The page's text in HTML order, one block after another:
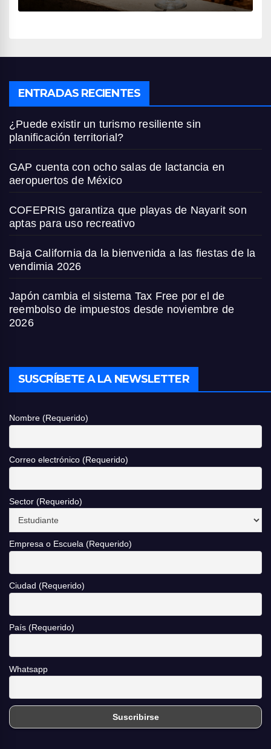
ENTRADAS RECIENTES
¿Puede existir un turismo resiliente sin
planificación territorial?
GAP cuenta con ocho salas de lactancia en
aeropuertos de México
COFEPRIS garantiza que playas de Nayarit son
aptas para uso recreativo
Baja California da la bienvenida a las fiestas de la
vendimia 2026
Japón cambia el sistema Tax Free por el de
reembolso de impuestos desde noviembre de
2026
SUSCRÍBETE A LA NEWSLETTER
Nombre (Requerido)
Correo electrónico (Requerido)
Sector (Requerido)
Empresa o Escuela (Requerido)
Ciudad (Requerido)
País (Requerido)
Whatsapp